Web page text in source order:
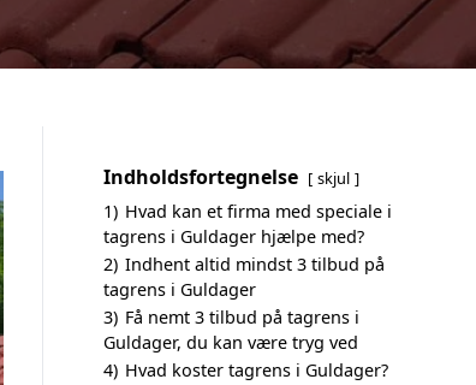
Indholdsfortegnelse skjul
1) Hvad kan et firma med speciale i
tagrens i Guldager hjælpe med?
2) Indhent altid mindst 3 tilbud på
tagrens i Guldager
3) Få nemt 3 tilbud på tagrens i
Guldager, du kan være tryg ved
4) Hvad koster tagrens i Guldager?